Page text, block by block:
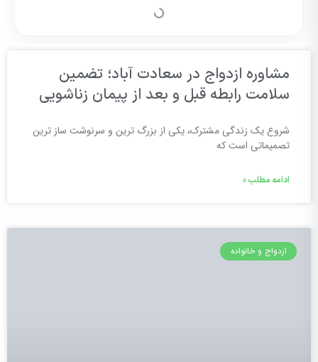
مشاوره ازدواج در سعادت آباد؛ تضمین
سلامت رابطه قبل و بعد از پیمان زناشویی
شروع یک زندگی مشترک، یکی از بزرگ ترین و سرنوشت ساز ترین
تصمیماتی است که
ادامه مطلب »
ازدواج و خانواده